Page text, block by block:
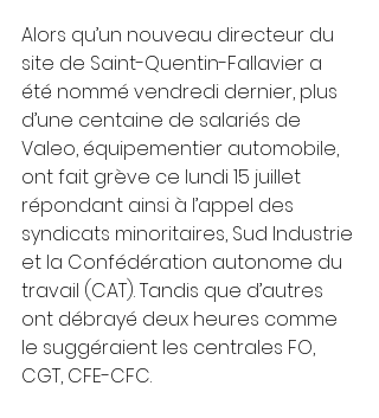
Alors qu’un nouveau directeur du
site de Saint-Quentin-Fallavier a
été nommé vendredi dernier, plus
d’une centaine de salariés de
Valeo, équipementier automobile,
ont fait grève ce lundi 15 juillet
répondant ainsi à l’appel des
syndicats minoritaires, Sud Industrie
et la Confédération autonome du
travail (CAT). Tandis que d’autres
ont débrayé deux heures comme
le suggéraient les centrales FO,
CGT, CFE-CFC.